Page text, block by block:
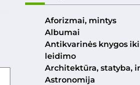
Aforizmai, mintys
Albumai
Antikvarinės knygos iki
leidimo
Architektūra, statyba,
Astronomija